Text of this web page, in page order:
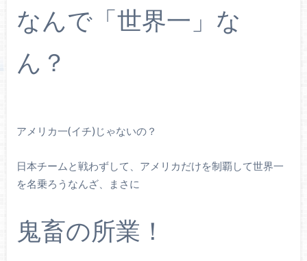
なんで「世界一」な
ん？
アメリカ一(イチ)じゃないの？
日本チームと戦わずして、アメリカだけを制覇して世界一
を名乗ろうなんざ、まさに
鬼畜の所業！